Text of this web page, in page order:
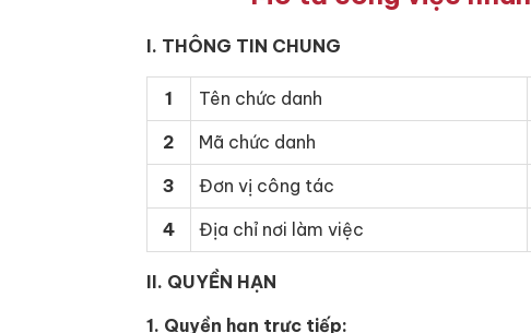
I. THÔNG TIN CHUNG
1 Tên chức danh
2
Mã chức danh
3
Đơn vị công tác
4
Địa chỉ nơi làm việc
II. QUYỀN HẠN
1. Quyền hạn trực tiếp: